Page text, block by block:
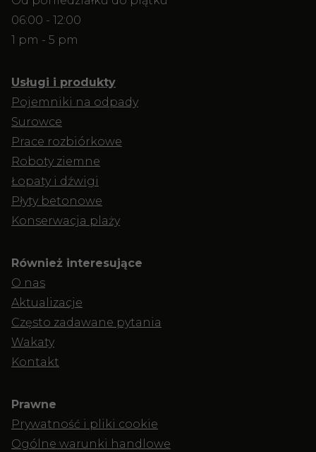
06:00 - 12:00
1 pm - 5 pm
Usługi i produkty
Pojemniki na odpady
Surowce
Prace rozbiórkowe
Roboty ziemne
Łopaty i dźwigi
Płyty betonowe
Konserwacja plaży
Również interesujące
O nas
Aktualizacje
Często zadawane pytania
Wakaty
Kontakt
Prawne
Prywatność i pliki cookie
Ogólne warunki handlowe